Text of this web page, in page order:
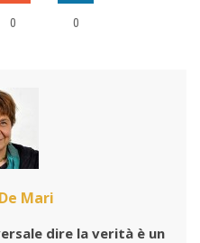
0 0
Mari
dire la verità è un